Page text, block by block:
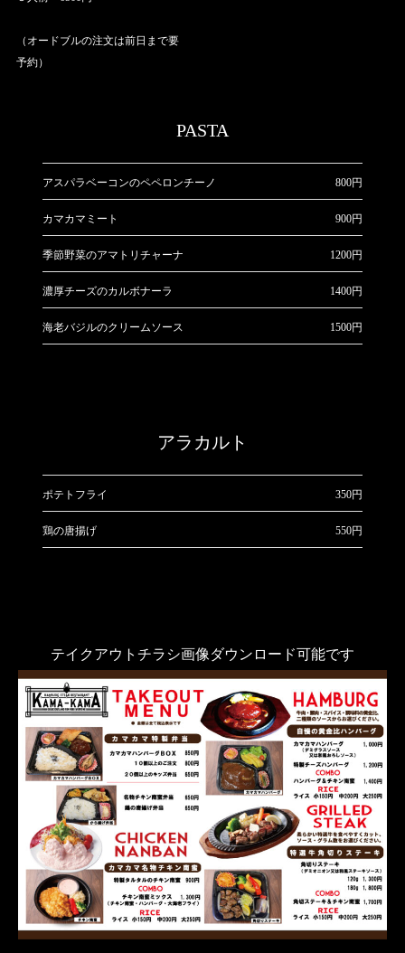
（オードブルの注文は前日まで要
予約）
PASTA
アスパラベーコンのペペロンチーノ 800円
カマカマミート 900円
季節野菜のアマトリチャーナ 1200円
濃厚チーズのカルボナーラ 1400円
海老バジルのクリームソース 1500円
アラカルト
ポテトフライ 350円
鶏の唐揚げ 550円
テイクアウトチラシ画像ダウンロード可能です